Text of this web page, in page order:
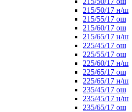
215/50/17 н/ш
215/55/17 ош
215/60/17 ош
215/65/17 н/ш
225/45/17 ош
225/55/17 ош
225/60/17 н/ш
225/65/17 ош
225/65/17 н/ш
235/45/17 ош
235/45/17 н/ш
235/65/17 ош